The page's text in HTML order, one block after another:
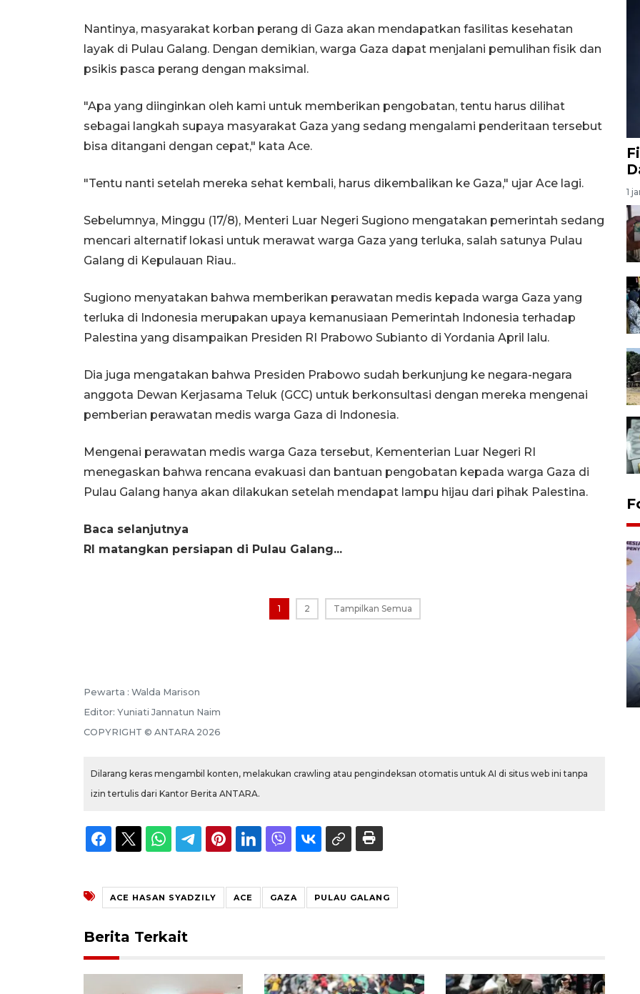
Nantinya, masyarakat korban perang di Gaza akan mendapatkan fasilitas kesehatan
layak di Pulau Galang. Dengan demikian, warga Gaza dapat menjalani pemulihan fisik dan
psikis pasca perang dengan maksimal.
"Apa yang diinginkan oleh kami untuk memberikan pengobatan, tentu harus dilihat
sebagai langkah supaya masyarakat Gaza yang sedang mengalami penderitaan tersebut
bisa ditangani dengan cepat," kata Ace.
"Tentu nanti setelah mereka sehat kembali, harus dikembalikan ke Gaza," ujar Ace lagi.
Sebelumnya, Minggu (17/8), Menteri Luar Negeri Sugiono mengatakan pemerintah sedang
mencari alternatif lokasi untuk merawat warga Gaza yang terluka, salah satunya Pulau
Galang di Kepulauan Riau..
Sugiono menyatakan bahwa memberikan perawatan medis kepada warga Gaza yang
terluka di Indonesia merupakan upaya kemanusiaan Pemerintah Indonesia terhadap
Palestina yang disampaikan Presiden RI Prabowo Subianto di Yordania April lalu.
Dia juga mengatakan bahwa Presiden Prabowo sudah berkunjung ke negara-negara
anggota Dewan Kerjasama Teluk (GCC) untuk berkonsultasi dengan mereka mengenai
pemberian perawatan medis warga Gaza di Indonesia.
Mengenai perawatan medis warga Gaza tersebut, Kementerian Luar Negeri RI
menegaskan bahwa rencana evakuasi dan bantuan pengobatan kepada warga Gaza di
Pulau Galang hanya akan dilakukan setelah mendapat lampu hijau dari pihak Palestina.
Baca selanjutnya
RI matangkan persiapan di Pulau Galang...
1 2 Tampilkan Semua
Pewarta : Walda Marison
Editor: Yuniati Jannatun Naim
COPYRIGHT © ANTARA 2026
Dilarang keras mengambil konten, melakukan crawling atau pengindeksan otomatis untuk AI di situs web ini tanpa
izin tertulis dari Kantor Berita ANTARA.
ACE HASAN SYADZILY ACE GAZA PULAU GALANG
Berita Terkait
1